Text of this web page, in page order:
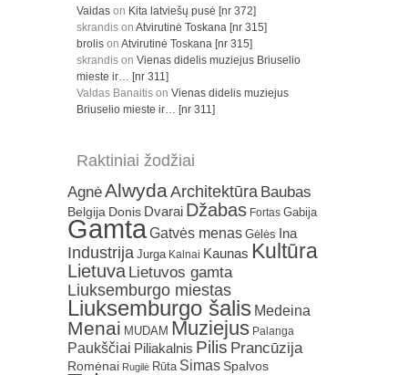
Vaidas on Kita latviešų pusė [nr 372]
skrandis on Atvirutinė Toskana [nr 315]
brolis on Atvirutinė Toskana [nr 315]
skrandis on Vienas didelis muziejus Briuselio
mieste ir… [nr 311]
Valdas Banaitis on Vienas didelis muziejus
Briuselio mieste ir… [nr 311]
Raktiniai žodžiai
AgnėAlwydaArchitektūra Baubas
Belgija Donis Dvarai Džabas Fortas Gabija
GamtaGatvės menas Gėlės Ina
Industrija Jurga Kalnai Kaunas Kultūra
Lietuva Lietuvos gamta
Liuksemburgo miestas
Liuksemburgo šalis Medeina
Menai MUDAM Muziejus Palanga
Paukščiai Piliakalnis Pilis Prancūzija
Romėnai Rugilė Rūta Simas Spalvos